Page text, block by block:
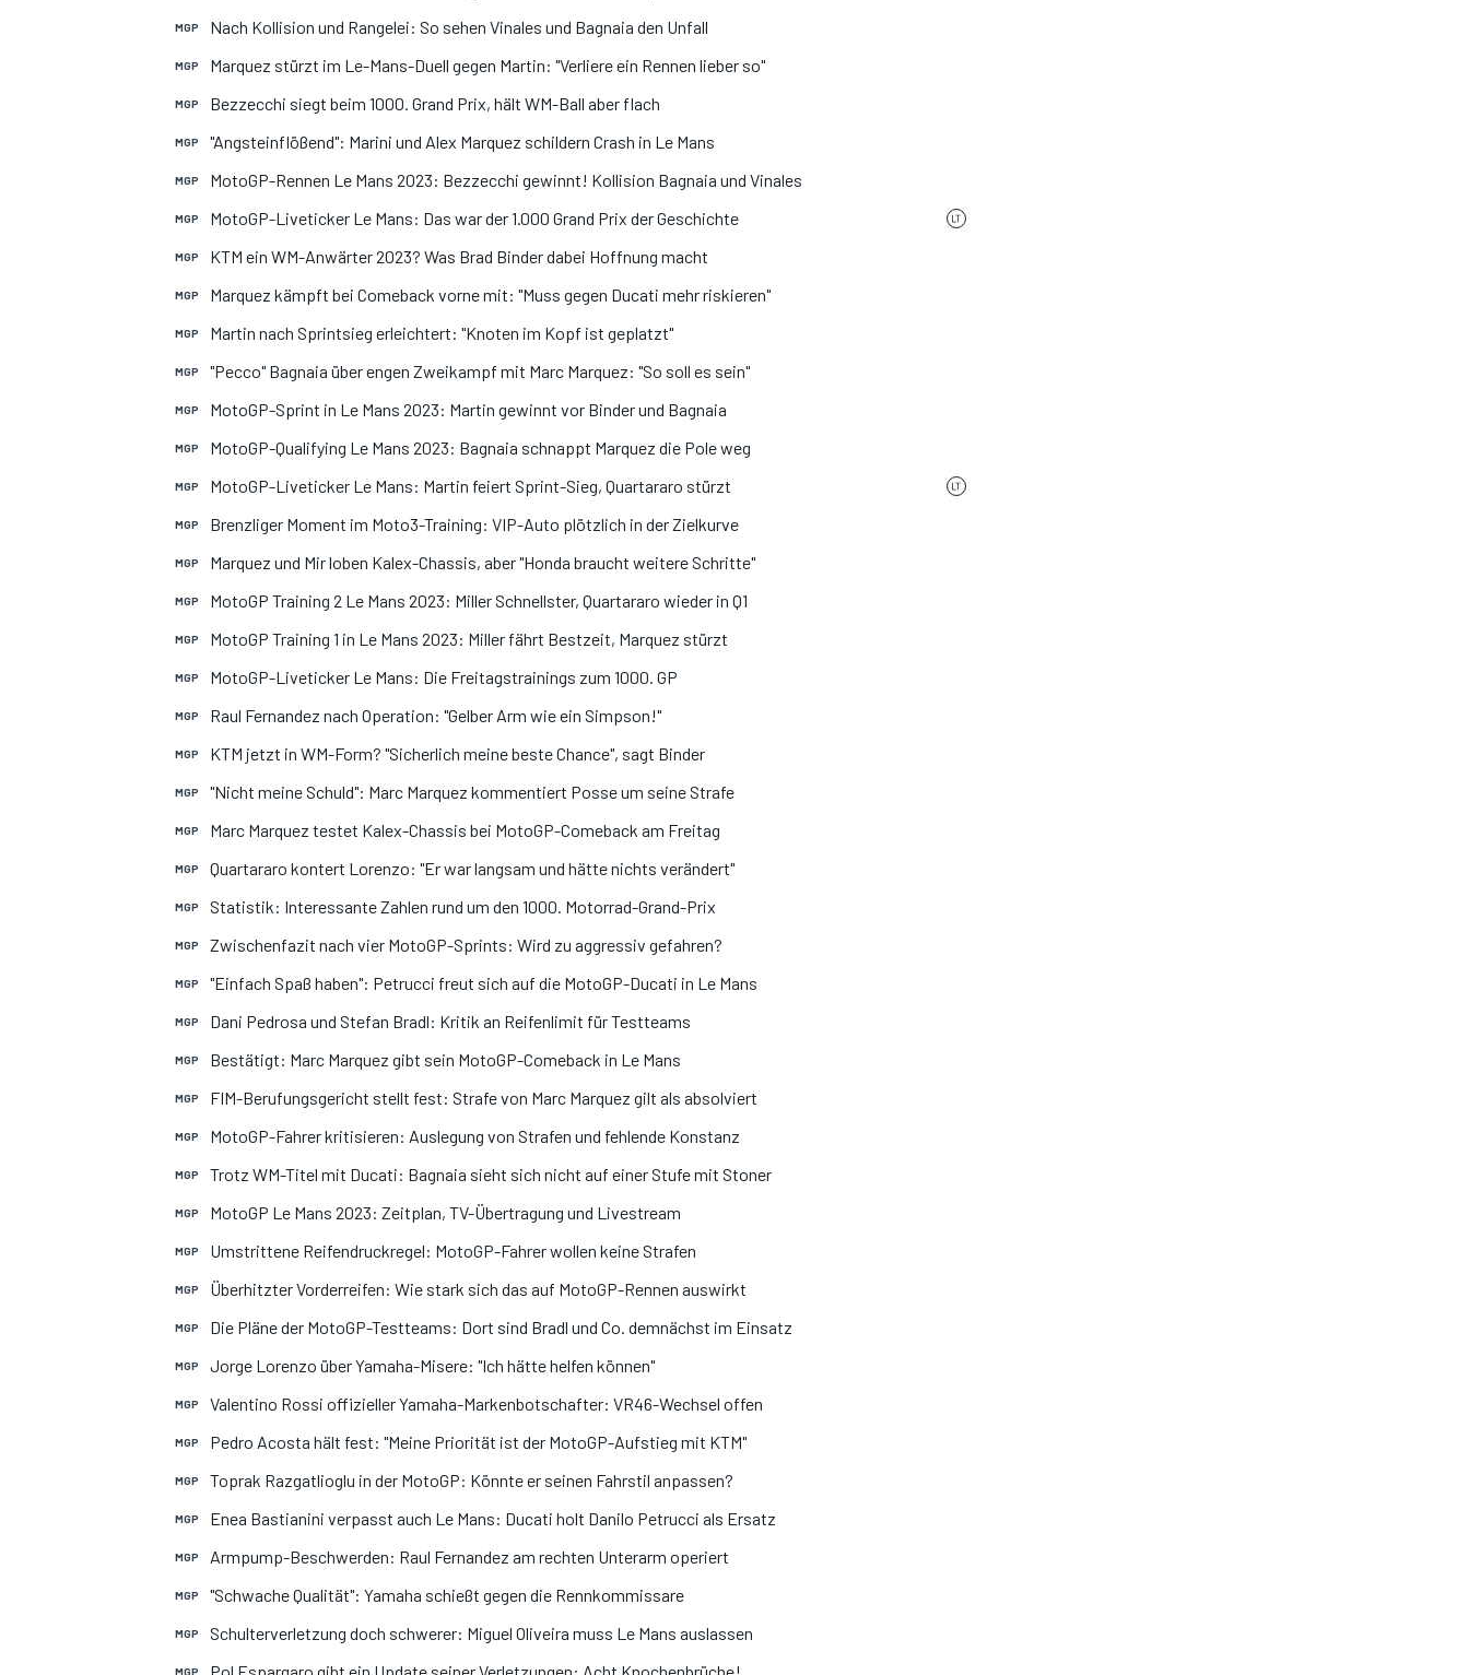
MGP Nach Kollision und Rangelei: So sehen Vinales und Bagnaia den Unfall
MGP Marquez stürzt im Le-Mans-Duell gegen Martin: "Verliere ein Rennen lieber so"
MGP Bezzecchi siegt beim 1000. Grand Prix, hält WM-Ball aber flach
MGP "Angsteinflößend": Marini und Alex Marquez schildern Crash in Le Mans
MGP MotoGP-Rennen Le Mans 2023: Bezzecchi gewinnt! Kollision Bagnaia und Vinales
MGP MotoGP-Liveticker Le Mans: Das war der 1.000 Grand Prix der Geschichte
MGP KTM ein WM-Anwärter 2023? Was Brad Binder dabei Hoffnung macht
MGP Marquez kämpft bei Comeback vorne mit: "Muss gegen Ducati mehr riskieren"
MGP Martin nach Sprintsieg erleichtert: "Knoten im Kopf ist geplatzt"
MGP "Pecco" Bagnaia über engen Zweikampf mit Marc Marquez: "So soll es sein"
MGP MotoGP-Sprint in Le Mans 2023: Martin gewinnt vor Binder und Bagnaia
MGP MotoGP-Qualifying Le Mans 2023: Bagnaia schnappt Marquez die Pole weg
MGP MotoGP-Liveticker Le Mans: Martin feiert Sprint-Sieg, Quartararo stürzt
MGP Brenzliger Moment im Moto3-Training: VIP-Auto plötzlich in der Zielkurve
MGP Marquez und Mir loben Kalex-Chassis, aber "Honda braucht weitere Schritte"
MGP MotoGP Training 2 Le Mans 2023: Miller Schnellster, Quartararo wieder in Q1
MGP MotoGP Training 1 in Le Mans 2023: Miller fährt Bestzeit, Marquez stürzt
MGP MotoGP-Liveticker Le Mans: Die Freitagstrainings zum 1000. GP
MGP Raul Fernandez nach Operation: "Gelber Arm wie ein Simpson!"
MGP KTM jetzt in WM-Form? "Sicherlich meine beste Chance", sagt Binder
MGP "Nicht meine Schuld": Marc Marquez kommentiert Posse um seine Strafe
MGP Marc Marquez testet Kalex-Chassis bei MotoGP-Comeback am Freitag
MGP Quartararo kontert Lorenzo: "Er war langsam und hätte nichts verändert"
MGP Statistik: Interessante Zahlen rund um den 1000. Motorrad-Grand-Prix
MGP Zwischenfazit nach vier MotoGP-Sprints: Wird zu aggressiv gefahren?
MGP "Einfach Spaß haben": Petrucci freut sich auf die MotoGP-Ducati in Le Mans
MGP Dani Pedrosa und Stefan Bradl: Kritik an Reifenlimit für Testteams
MGP Bestätigt: Marc Marquez gibt sein MotoGP-Comeback in Le Mans
MGP FIM-Berufungsgericht stellt fest: Strafe von Marc Marquez gilt als absolviert
MGP MotoGP-Fahrer kritisieren: Auslegung von Strafen und fehlende Konstanz
MGP Trotz WM-Titel mit Ducati: Bagnaia sieht sich nicht auf einer Stufe mit Stoner
MGP MotoGP Le Mans 2023: Zeitplan, TV-Übertragung und Livestream
MGP Umstrittene Reifendruckregel: MotoGP-Fahrer wollen keine Strafen
MGP Überhitzter Vorderreifen: Wie stark sich das auf MotoGP-Rennen auswirkt
MGP Die Pläne der MotoGP-Testteams: Dort sind Bradl und Co. demnächst im Einsatz
MGP Jorge Lorenzo über Yamaha-Misere: "Ich hätte helfen können"
MGP Valentino Rossi offizieller Yamaha-Markenbotschafter: VR46-Wechsel offen
MGP Pedro Acosta hält fest: "Meine Priorität ist der MotoGP-Aufstieg mit KTM"
MGP Toprak Razgatlioglu in der MotoGP: Könnte er seinen Fahrstil anpassen?
MGP Enea Bastianini verpasst auch Le Mans: Ducati holt Danilo Petrucci als Ersatz
MGP Armpump-Beschwerden: Raul Fernandez am rechten Unterarm operiert
MGP "Schwache Qualität": Yamaha schießt gegen die Rennkommissare
MGP Schulterverletzung doch schwerer: Miguel Oliveira muss Le Mans auslassen
MGP